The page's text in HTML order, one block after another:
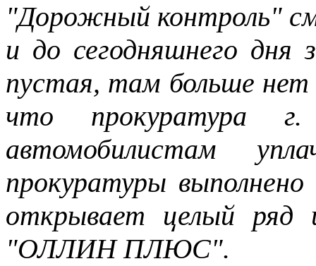
"Дорожный контроль"
и до сегодняшнего
пустая, там больше
что прокуратура
автомобилистам
прокуратуры
открывает целый
"ОЛЛИН ПЛЮС".